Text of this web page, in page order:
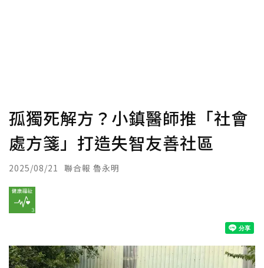
孤獨死解方？小鎮醫師推「社會
處方箋」打造失智友善社區
2025/08/21 聯合報 魯永明